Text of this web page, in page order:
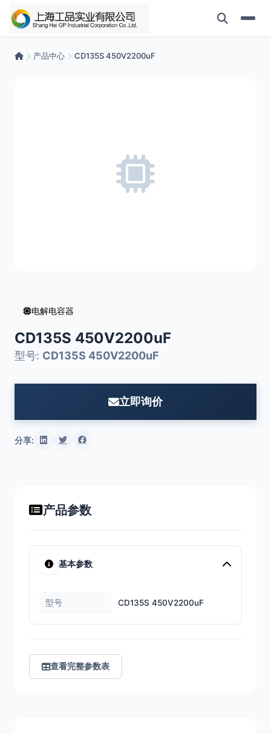
产品中心 CD135S 450V2200uF
电解电容器
CD135S 450V2200uF
型号: CD135S 450V2200uF
立即询价
分享:
产品参数
基本参数
型号 CD135S 450V2200uF
查看完整参数表